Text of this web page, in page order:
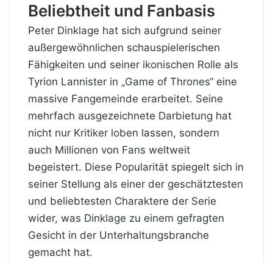
Beliebtheit und Fanbasis
Peter Dinklage hat sich aufgrund seiner
außergewöhnlichen schauspielerischen
Fähigkeiten und seiner ikonischen Rolle als
Tyrion Lannister in „Game of Thrones“ eine
massive Fangemeinde erarbeitet. Seine
mehrfach ausgezeichnete Darbietung hat
nicht nur Kritiker loben lassen, sondern
auch Millionen von Fans weltweit
begeistert. Diese Popularität spiegelt sich in
seiner Stellung als einer der geschätztesten
und beliebtesten Charaktere der Serie
wider, was Dinklage zu einem gefragten
Gesicht in der Unterhaltungsbranche
gemacht hat.